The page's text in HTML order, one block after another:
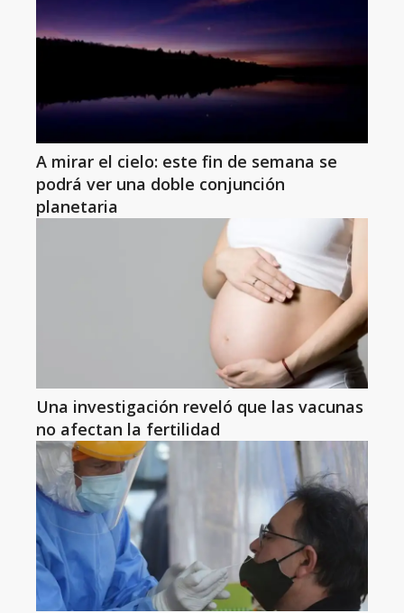
A mirar el cielo: este fin de semana se
podrá ver una doble conjunción
planetaria
Una investigación reveló que las vacunas
no afectan la fertilidad